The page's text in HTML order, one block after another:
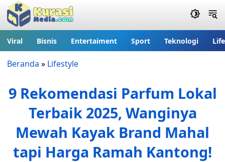
Viral Bisnis Entertaiment Sport Teknologi
Beranda » Lifestyle
9 Rekomendasi Parfum Lokal
Terbaik 2025, Wanginya
Mewah Kayak Brand Mahal
tapi Harga Ramah Kantong!